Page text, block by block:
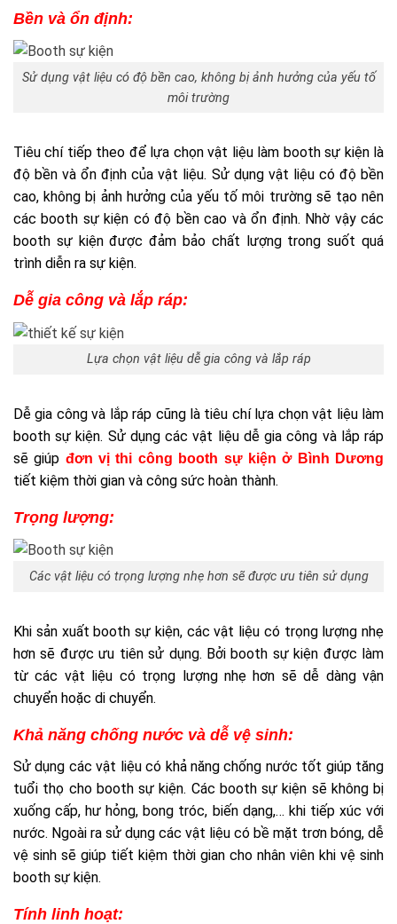
Bền và ổn định:
Sử dụng vật liệu có độ bền cao, không bị ảnh hưởng của yếu tố
môi trường
Tiêu chí tiếp theo để lựa chọn vật liệu làm booth sự kiện là
độ bền và ổn định của vật liệu. Sử dụng vật liệu có độ bền
cao, không bị ảnh hưởng của yếu tố môi trường sẽ tạo nên
các booth sự kiện có độ bền cao và ổn định. Nhờ vậy các
booth sự kiện được đảm bảo chất lượng trong suốt quá
trình diễn ra sự kiện.
Dễ gia công và lắp ráp:
Lựa chọn vật liệu dễ gia công và lắp ráp
Dễ gia công và lắp ráp cũng là tiêu chí lựa chọn vật liệu làm
booth sự kiện. Sử dụng các vật liệu dễ gia công và lắp ráp
sẽ giúp đơn vị thi công booth sự kiện ở Bình Dương
tiết kiệm thời gian và công sức hoàn thành.
Trọng lượng:
Các vật liệu có trọng lượng nhẹ hơn sẽ được ưu tiên sử dụng
Khi sản xuất booth sự kiện, các vật liệu có trọng lượng nhẹ
hơn sẽ được ưu tiên sử dụng. Bởi booth sự kiện được làm
từ các vật liệu có trọng lượng nhẹ hơn sẽ dễ dàng vận
chuyển hoặc di chuyển.
Khả năng chống nước và dễ vệ sinh:
Sử dụng các vật liệu có khả năng chống nước tốt giúp tăng
tuổi thọ cho booth sự kiện. Các booth sự kiện sẽ không bị
xuống cấp, hư hỏng, bong tróc, biến dạng,… khi tiếp xúc với
nước. Ngoài ra sử dụng các vật liệu có bề mặt trơn bóng, dễ
vệ sinh sẽ giúp tiết kiệm thời gian cho nhân viên khi vệ sinh
booth sự kiện.
Tính linh hoạt: